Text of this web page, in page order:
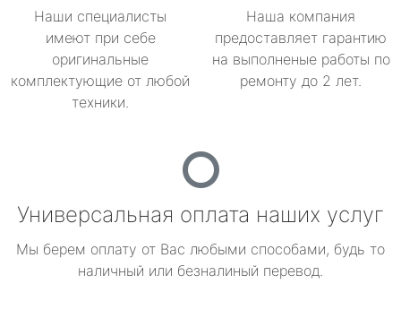
Наши специалисты
имеют при себе
оригинальные
комплектующие от любой
техники.
Наша компания
предоставляет гарантию
на выполненые работы по
ремонту до 2 лет.
Универсальная оплата наших услуг
Мы берем оплату от Вас любыми способами, будь то
наличный или безналиный перевод.